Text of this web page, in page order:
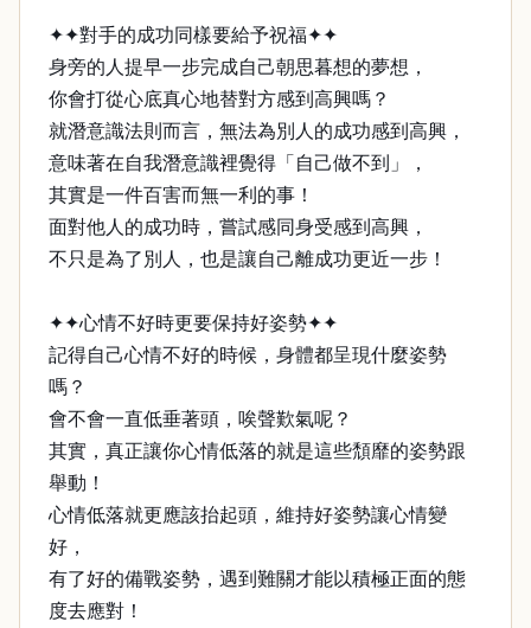
✦✦對手的成功同樣要給予祝福✦✦
身旁的人提早一步完成自己朝思暮想的夢想，
你會打從心底真心地替對方感到高興嗎？
就潛意識法則而言，無法為別人的成功感到高興，
意味著在自我潛意識裡覺得「自己做不到」，
其實是一件百害而無一利的事！
面對他人的成功時，嘗試感同身受感到高興，
不只是為了別人，也是讓自己離成功更近一步！
✦✦心情不好時更要保持好姿勢✦✦
記得自己心情不好的時候，身體都呈現什麼姿勢
嗎？
會不會一直低垂著頭，唉聲歎氣呢？
其實，真正讓你心情低落的就是這些頹靡的姿勢跟
舉動！
心情低落就更應該抬起頭，維持好姿勢讓心情變
好，
有了好的備戰姿勢，遇到難關才能以積極正面的態
度去應對！